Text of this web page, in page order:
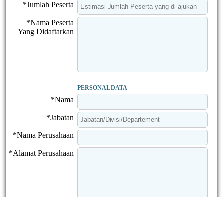
*Jumlah Peserta
*Nama Peserta
Yang Didaftarkan
PERSONAL DATA
*Nama
*Jabatan
*Nama Perusahaan
*Alamat Perusahaan